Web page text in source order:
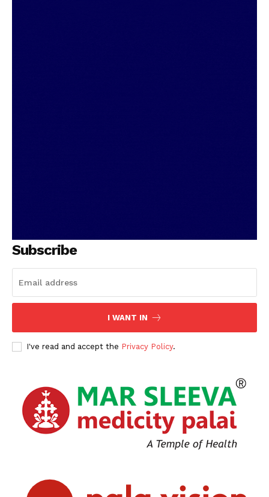
PALA VISION
Subscribe
I WANT IN
I've read and accept the Privacy Policy.